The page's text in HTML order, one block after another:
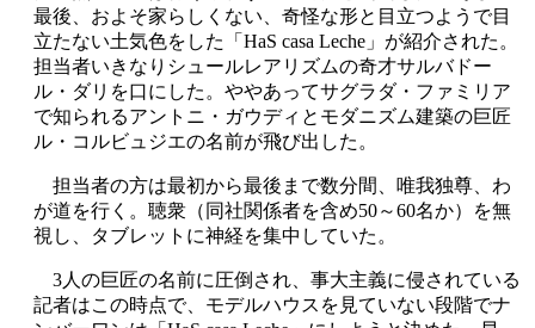
最後、およそ家らしくない、奇怪な形と目立つようで目
立たない土気色をした「HaS casa Leche」が紹介された。
担当者いきなりシュールレアリズムの奇才サルバドー
ル・ダリを口にした。ややあってサグラダ・ファミリア
で知られるアントニ・ガウディとモダニズム建築の巨匠
ル・コルビュジエの名前が飛び出した。
担当者の方は最初から最後まで数分間、唯我独尊、わ
が道を行く。聴衆（同社関係者を含め50～60名か）を無
視し、タブレットに神経を集中していた。
3人の巨匠の名前に圧倒され、事大主義に侵されている
記者はこの時点で、モデルハウスを見ていない段階でナ